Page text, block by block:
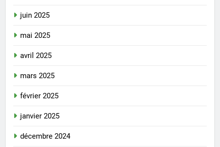
juin 2025
mai 2025
avril 2025
mars 2025
février 2025
janvier 2025
décembre 2024